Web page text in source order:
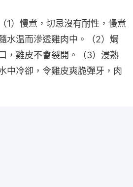
1）慢煮，切忌沒有耐性，慢煮
水温而滲透雞肉中。（2）焗
，雞皮不會裂開。（3）浸熟
中冷卻，令雞皮爽脆彈牙，肉